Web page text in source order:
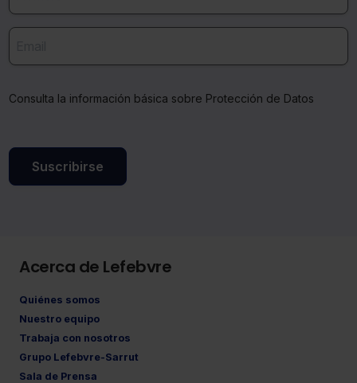
Consulta la información básica sobre Protección de Datos
Suscribirse
Acerca de Lefebvre
Quiénes somos
Nuestro equipo
Trabaja con nosotros
Grupo Lefebvre-Sarrut
Sala de Prensa